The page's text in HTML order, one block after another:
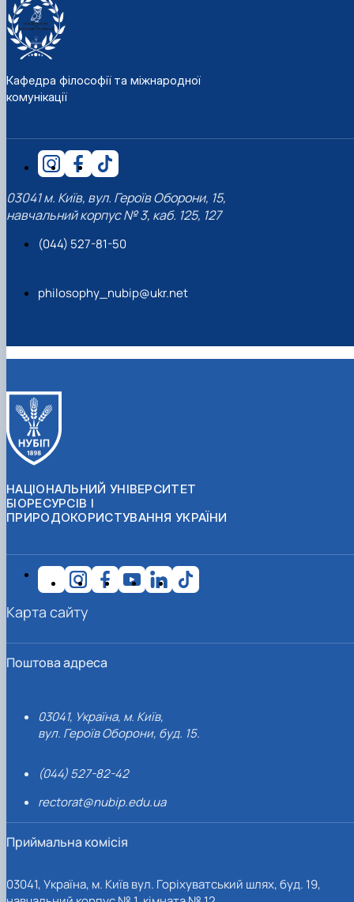
Кафедра філософії та міжнародної
комунікації
03041 м. Київ, вул. Героїв Оборони, 15,
навчальний корпус № 3, каб. 125, 127
(044) 527-81-50
philosophy_nubip@ukr.net
НАЦІОНАЛЬНИЙ УНІВЕРСИТЕТ
БІОРЕСУРСІВ І
ПРИРОДОКОРИСТУВАННЯ УКРАЇНИ
Поштова адреса
03041, Україна, м. Київ,
вул. Героїв Оборони, буд. 15.
(044) 527-82-42
rectorat@nubip.edu.ua
Приймальна комісія
03041, Україна, м. Київ вул. Горіхуватський шлях, буд. 19,
Карта сайту